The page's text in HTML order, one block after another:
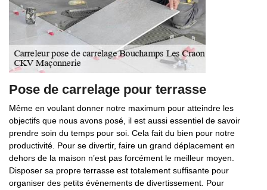
Pose de carrelage pour terrasse
Même en voulant donner notre maximum pour atteindre les
objectifs que nous avons posé, il est aussi essentiel de savoir
prendre soin du temps pour soi. Cela fait du bien pour notre
productivité. Pour se divertir, faire un grand déplacement en
dehors de la maison n’est pas forcément le meilleur moyen.
Disposer sa propre terrasse est totalement suffisante pour
organiser des petits évènements de divertissement. Pour